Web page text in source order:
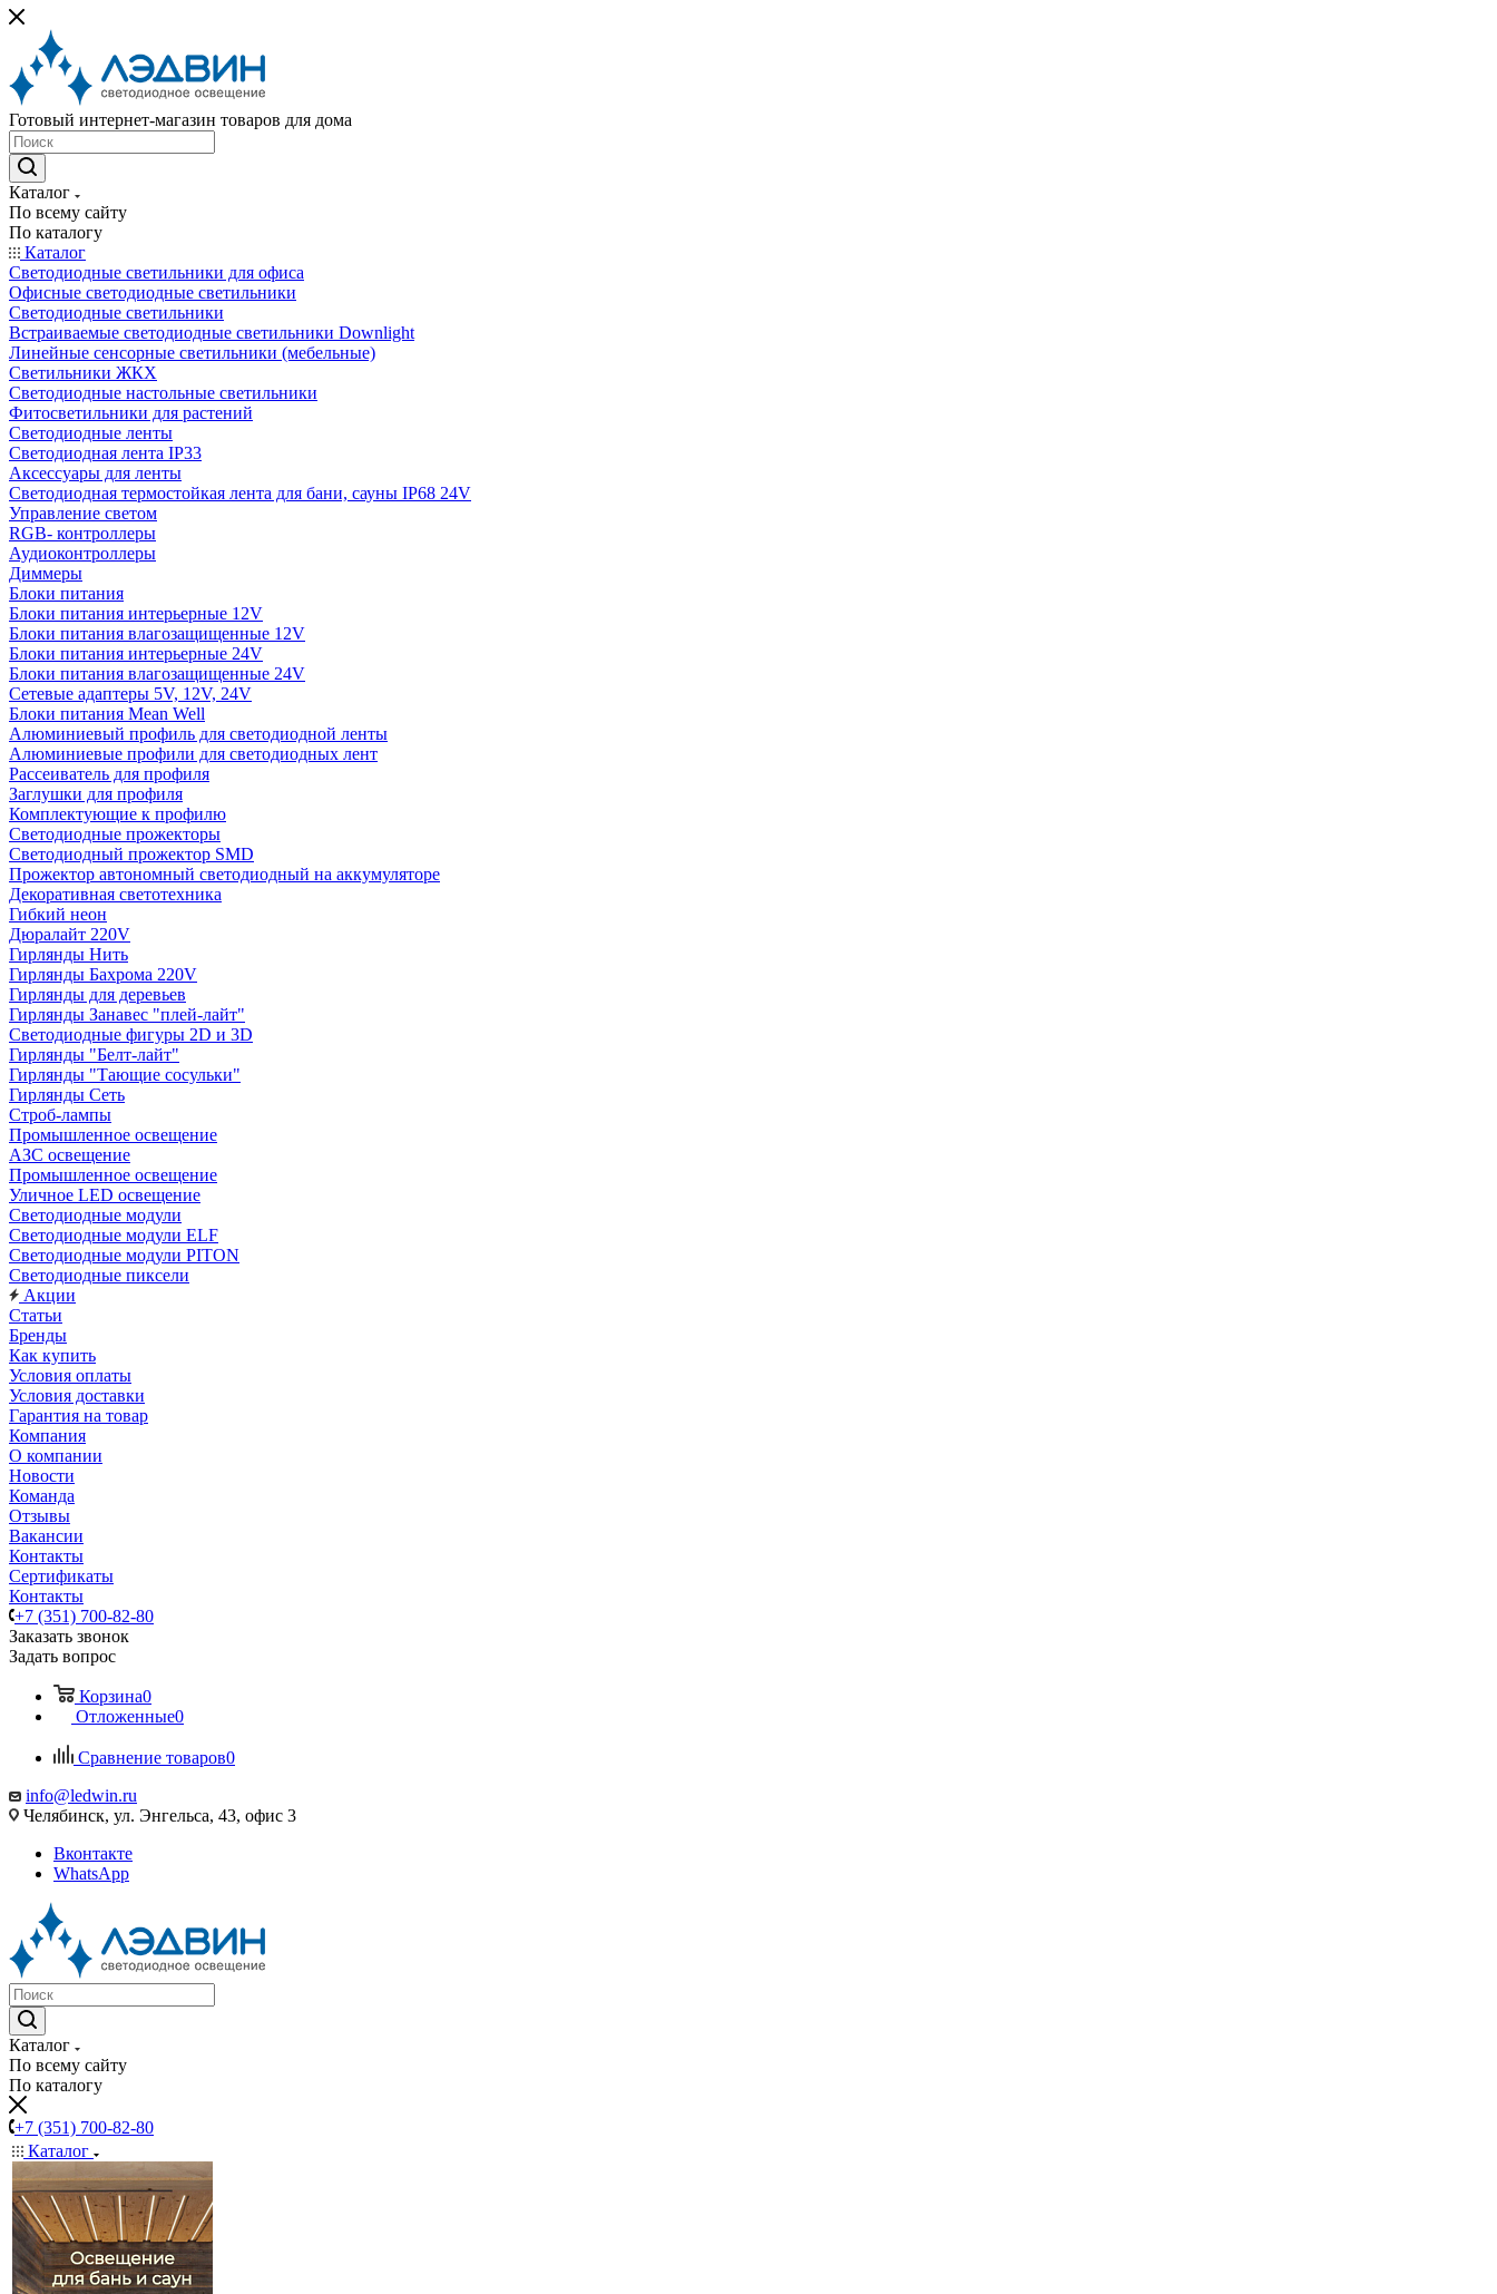
Готовый интернет-магазин товаров для дома
Каталог
По всему сайту
По каталогу
Каталог
Светодиодные светильники для офиса
Офисные светодиодные светильники
Светодиодные светильники
Встраиваемые светодиодные светильники Downlight
Линейные сенсорные светильники (мебельные)
Светильники ЖКХ
Светодиодные настольные светильники
Фитосветильники для растений
Светодиодные ленты
Светодиодная лента IP33
Аксессуары для ленты
Светодиодная термостойкая лента для бани, сауны IP68 24V
Управление светом
RGB- контроллеры
Аудиоконтроллеры
Диммеры
Блоки питания
Блоки питания интерьерные 12V
Блоки питания влагозащищенные 12V
Блоки питания интерьерные 24V
Блоки питания влагозащищенные 24V
Сетевые адаптеры 5V, 12V, 24V
Блоки питания Mean Well
Алюминиевый профиль для светодиодной ленты
Алюминиевые профили для светодиодных лент
Рассеиватель для профиля
Заглушки для профиля
Комплектующие к профилю
Светодиодные прожекторы
Светодиодный прожектор SMD
Прожектор автономный светодиодный на аккумуляторе
Декоративная светотехника
Гибкий неон
Дюралайт 220V
Гирлянды Нить
Гирлянды Бахрома 220V
Гирлянды для деревьев
Гирлянды Занавес "плей-лайт"
Светодиодные фигуры 2D и 3D
Гирлянды "Белт-лайт"
Гирлянды "Тающие сосульки"
Гирлянды Сеть
Строб-лампы
Промышленное освещение
АЗС освещение
Промышленное освещение
Уличное LED освещение
Светодиодные модули
Светодиодные модули ELF
Светодиодные модули PITON
Светодиодные пиксели
Акции
Статьи
Бренды
Как купить
Условия оплаты
Условия доставки
Гарантия на товар
Компания
О компании
Новости
Команда
Отзывы
Вакансии
Контакты
Сертификаты
Контакты
+7 (351) 700-82-80
Заказать звонок
Задать вопрос
Корзина0
Отложенные0
Сравнение товаров0
info@ledwin.ru
Челябинск, ул. Энгельса, 43, офис 3
Вконтакте
WhatsApp
Каталог
По всему сайту
По каталогу
+7 (351) 700-82-80
Каталог